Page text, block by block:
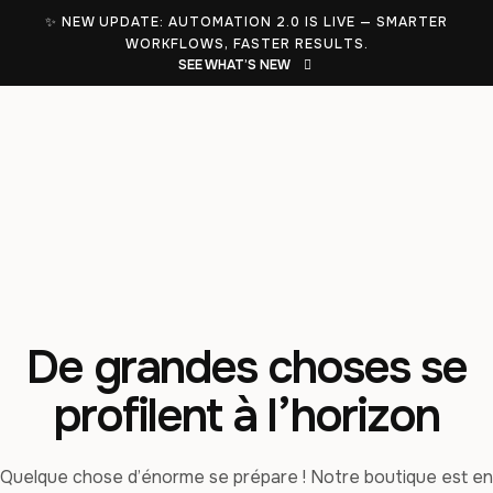
✨ NEW UPDATE: AUTOMATION 2.0 IS LIVE — SMARTER
WORKFLOWS, FASTER RESULTS.
SEE WHAT’S NEW
De grandes choses se
profilent à l’horizon
Quelque chose d’énorme se prépare ! Notre boutique est en